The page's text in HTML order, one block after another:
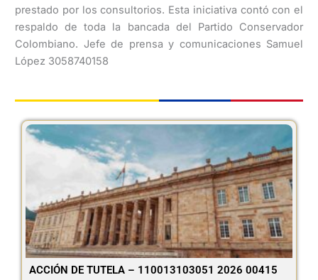
prestado por los consultorios. Esta iniciativa contó con el
respaldo de toda la bancada del Partido Conservador
Colombiano. Jefe de prensa y comunicaciones Samuel
López 3058740158
ACCIÓN DE TUTELA – 110013103051 2026 00415